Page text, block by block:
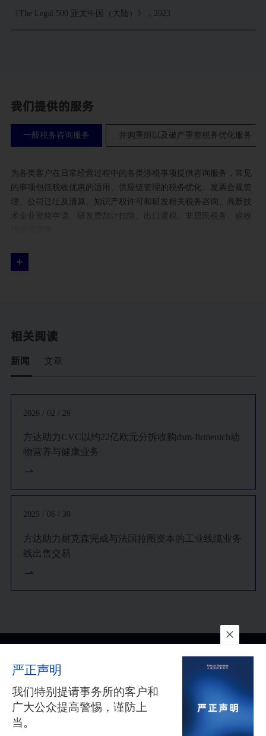
《The Legal 500 亚太中国（大陆）》，2023
我们提供的服务
一般税务咨询服务 并购重组以及破产重整税务优化服务
为各类客户在日常经营过程中的各类涉税事项提供咨询服务，常见
的事项包括税收优惠的适用、供应链管理的税务优化、发票合规管
理、公司迁址及清算、知识产权许可和研发相关税务咨询、高新技
术企业资格申请、研发费加计扣除、出口退税、非居民税务、税收
相关阅读
新闻 文章
2026 / 02 / 26
方达助力CVC以约22亿欧元分拆收购dsm-firmenich动
物营养与健康业务
2025 / 06 / 30
方达助力耐克森完成与法国拉图资本的工业线缆业务
线出售交易
沪ICP备05009743号-1
沪公网安备 31010602002626号
FANGDA PARTNERS. ALL RIGHTS RESERVED 上海市方达律师
事务所版权所有
严正声明
我们特别提请事务所的客户和
广大公众提高警惕，谨防上
当。